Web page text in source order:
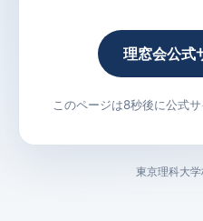
理窓会公式
このページは8秒後に公式
東京理科大